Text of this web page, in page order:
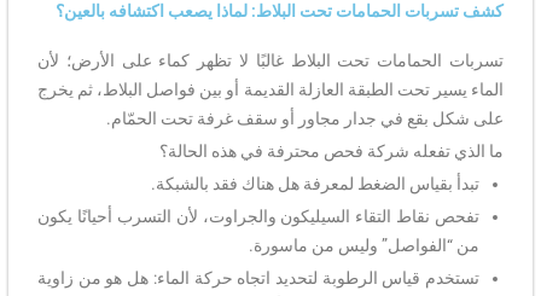
كشف تسربات الحمامات تحت البلاط: لماذا يصعب اكتشافه بالعين؟
تسربات الحمامات تحت البلاط غالبًا لا تظهر كماء على الأرض؛ لأن
الماء يسير تحت الطبقة العازلة القديمة أو بين فواصل البلاط، ثم يخرج
على شكل بقع في جدار مجاور أو سقف غرفة تحت الحمّام.
ما الذي تفعله شركة فحص محترفة في هذه الحالة؟
تبدأ بقياس الضغط لمعرفة هل هناك فقد بالشبكة.
تفحص نقاط التقاء السيليكون والجراوت، لأن التسرب أحيانًا يكون
من “الفواصل” وليس من ماسورة.
تستخدم قياس الرطوبة لتحديد اتجاه حركة الماء: هل هو من زاوية